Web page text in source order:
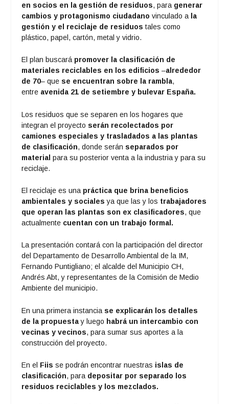
en socios en la gestión de residuos, para generar
cambios y protagonismo ciudadano vinculado a la
gestión y el reciclaje de residuostales como
plástico, papel, cartón, metal y vidrio.
El plan buscará promover la clasificación de
materiales reciclables en los edificios –alrededor
de 70– que se encuentran sobre la rambla,
entre avenida 21 de setiembre y bulevar España.
Los residuos que se separen en los hogares que
integran el proyecto serán recolectados por
camiones especiales y trasladados a las plantas
de clasificación, donde serán separados por
material para su posterior venta a la industria y para su
reciclaje.
El reciclaje es una práctica que brina beneficios
ambientales y sociales ya que las y los trabajadores
que operan las plantas son ex clasificadores, que
actualmente cuentan con un trabajo formal.
La presentación contará con la participación del director
del Departamento de Desarrollo Ambiental de la IM,
Fernando Puntigliano; el alcalde del Municipio CH,
Andrés Abt, y representantes de la Comisión de Medio
Ambiente del municipio.
En una primera instancia se explicarán los detalles
de la propuestay luego habrá un intercambio con
vecinas y vecinos, para sumar sus aportes a la
construcción del proyecto.
En el Fiis se podrán encontrar nuestras islas de
clasificación, para depositar por separado los
residuos reciclables y los mezclados.